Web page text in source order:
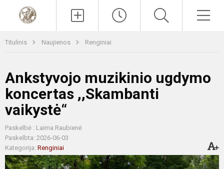
Titulinis Naujienos Renginiai
Ankstyvojo muzikinio ugdymo
koncertas ,,Skambanti
vaikystė“
Paskelbė : Laima Raubienė
Paskelbta: 2026-06-03
Kategorija: Renginiai